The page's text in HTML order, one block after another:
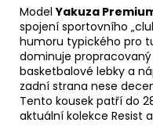
ModelYakuza
spojení sportovního
humoru typického pro
dominuje
basketbalové lebky a
zadní strana nese
Tento kousek patří do
aktuální kolekce Resist